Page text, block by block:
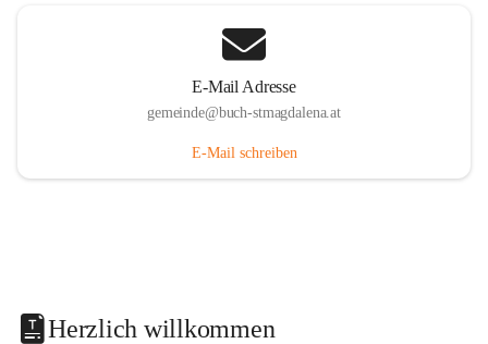
E-Mail Adresse
gemeinde@buch-stmagdalena.at
E-Mail schreiben
Herzlich willkommen